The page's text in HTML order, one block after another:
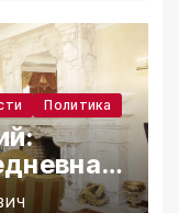
Политика